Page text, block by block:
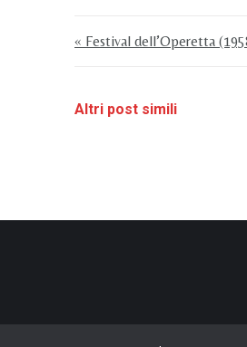
« Festival dell’Operetta
Altri post simili